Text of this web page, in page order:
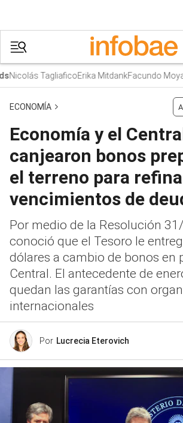
TagliaficoErika MitdankFacundo Moyano
ECONOMÍA
Economía y el
canjearon bonos
el terreno para
vencimientos de
Por medio de la Resolución
conoció que el Tesoro le
dólares a cambio de bonos en
Central. El antecedente de
quedan las garantías con
internacionales
Por Lucrecia Eterovich